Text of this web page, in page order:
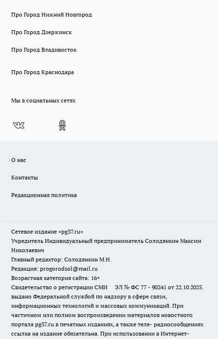
Про Город Нижний Новгород
Про Город Дзержинск
Про Город Владивосток
Про Город Краснодара
Мы в социальных сетях
О нас
Контакты
Редакционная политика
Сетевое издание «pg37.ru»
Учредитель Индивидуальный предприниматель Солодянкин Максим
Николаевич
Главный редактор: Солодянкин М.Н.
Редакция: progorodsol@mail.ru
Возрастная категория сайта: 16+
Свидетельство о регистрации СМИ ЭЛ № ФС 77 - 90241 от 22.10.2025.
выдано Федеральной службой по надзору в сфере связи,
информационных технологий и массовых коммуникаций. При
частичном или полном воспроизведении материалов новостного
портала pg37.ru в печатных изданиях, а также теле- радиосообщениях
ссылка на издание обязательна. При использовании в Интернет-